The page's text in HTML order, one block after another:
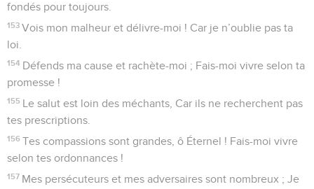
fondés pour toujours.
153 Vois mon malheur et délivre-moi ! Car je n’oublie pas ta
loi.
154 Défends ma cause et rachète-moi ; Fais-moi vivre selon ta
promesse !
155 Le salut est loin des méchants, Car ils ne recherchent pas
tes prescriptions.
156 Tes compassions sont grandes, ô Éternel ! Fais-moi vivre
selon tes ordonnances !
157 Mes persécuteurs et mes adversaires sont nombreux ; Je